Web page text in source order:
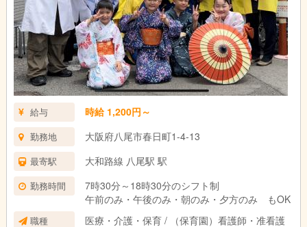
給与 時給 1,200円～
勤務地 大阪府八尾市春日町1-4-13
最寄駅 大和路線 八尾駅 駅
勤務時間
7時30分～18時30分のシフト制
午前のみ・午後のみ・朝のみ・夕方のみ もOK
職種
医療・介護・保育 / （保育園）看護師・准看護